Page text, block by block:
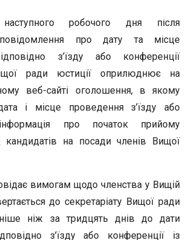
робочого дня після
про дату та місце
з’їзду або конференції
ради юстиції оприлюднює на
веб-сайті оголошення, в якому
і місце проведення з’їзду або
про початок прийому
кандидатів на посади членів Вищої
вимогам щодо членства у Вищій
до секретаріату Вищої ради
ніж за тридцять днів до дати
з’їзду або конференції із